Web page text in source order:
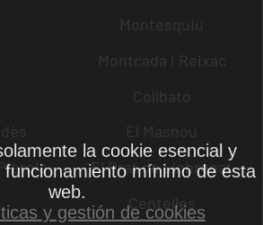
Montesquiu
Montcada i Reixac
Collbató
El Masnou
El Prat de Llobregat
Centelles
la cookie esencial y
funcionamiento mínimo de esta
web.
y gestión de cookies